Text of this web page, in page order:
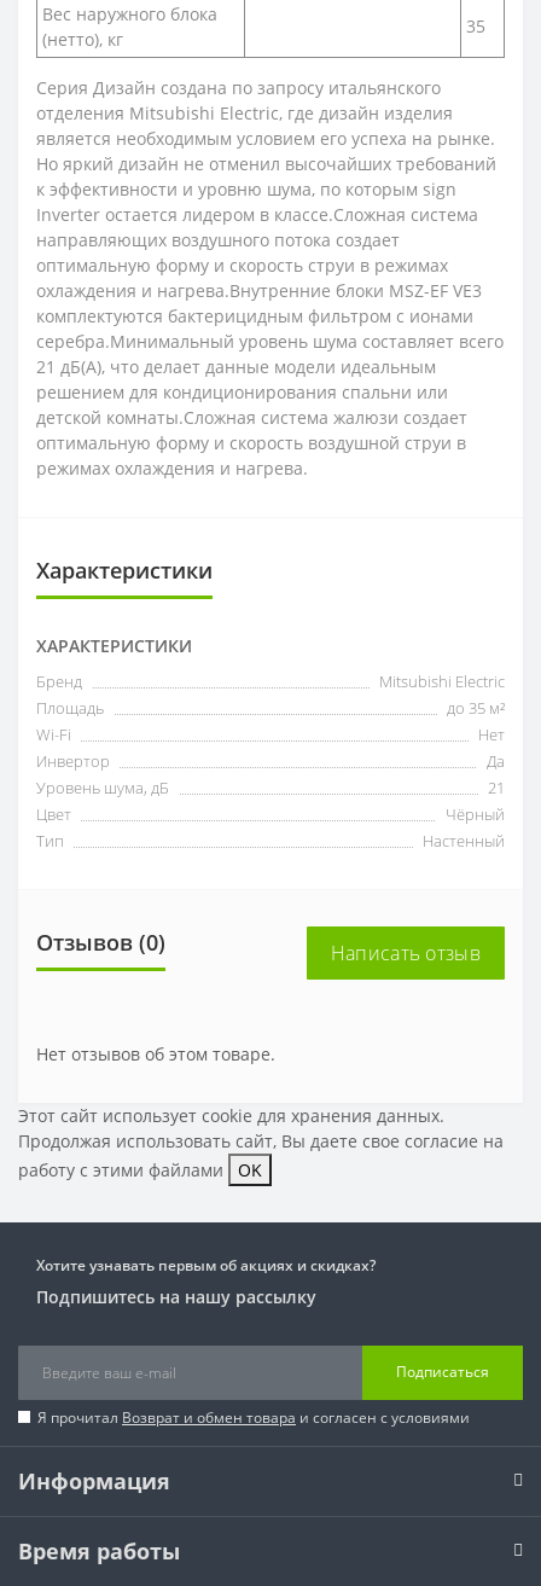
Вес наружного блока
(нетто), кг
35
Серия Дизайн создана по запросу итальянского
отделения Mitsubishi Electric, где дизайн изделия
является необходимым условием его успеха на рынке.
Но яркий дизайн не отменил высочайших требований
к эффективности и уровню шума, по которым sign
Inverter остается лидером в классе.Сложная система
направляющих воздушного потока создает
оптимальную форму и скорость струи в режимах
охлаждения и нагрева.Внутренние блоки MSZ-EF VE3
комплектуются бактерицидным фильтром с ионами
серебра.Минимальный уровень шума составляет всего
21 дБ(А), что делает данные модели идеальным
решением для кондиционирования спальни или
детской комнаты.Сложная система жалюзи создает
оптимальную форму и скорость воздушной струи в
режимах охлаждения и нагрева.
Характеристики
ХАРАКТЕРИСТИКИ
Бренд
Mitsubishi Electric
Площадь
до 35 м²
Wi-Fi
Нет
Инвертор
Да
Уровень шума, дБ
21
Цвет
Чёрный
Тип
Настенный
Отзывов (0) Написать отзыв
Нет отзывов об этом товаре.
Этот сайт использует cookie для хранения данных.
Продолжая использовать сайт, Вы даете свое согласие на
работу с этими файлами
OK
Хотите узнавать первым об акциях и скидках?
Подпишитесь на нашу рассылку
Подписаться
Я прочитал Возврат и обмен товара и согласен с условиями
Информация
Время работы